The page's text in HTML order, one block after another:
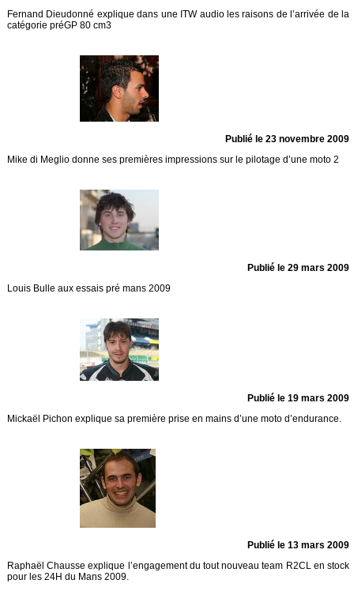
Fernand Dieudonné explique dans une ITW audio les raisons de l’arrivée de la
catégorie préGP 80 cm3
Publié le 23 novembre 2009
Mike di Meglio donne ses premières impressions sur le pilotage d’une moto 2
Publié le 29 mars 2009
Louis Bulle aux essais pré mans 2009
Publié le 19 mars 2009
Mickaël Pichon explique sa première prise en mains d’une moto d’endurance.
Publié le 13 mars 2009
Raphaël Chausse explique l’engagement du tout nouveau team R2CL en stock
pour les 24H du Mans 2009.